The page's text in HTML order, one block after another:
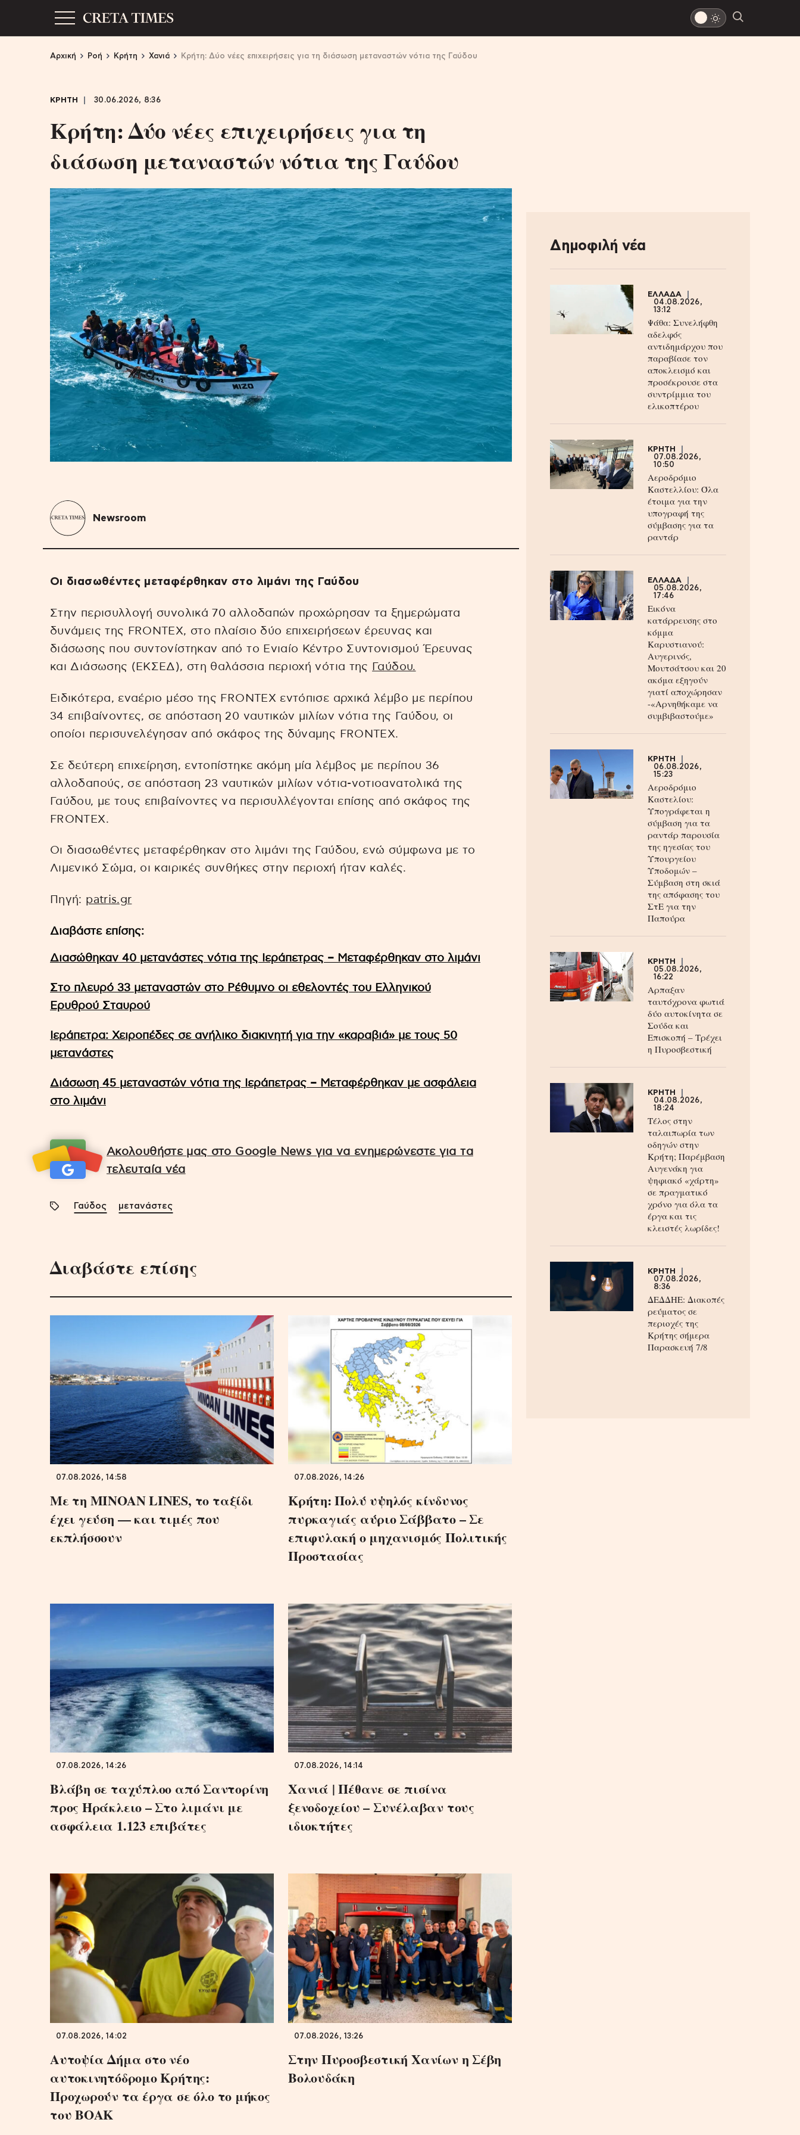
Αρχική Ροή Κρήτη Χανιά Kρήτη: Δύο νέες επιχειρήσεις για τη διάσωση μεταναστών νότια της Γαύδου
ΚΡΗΤΗ 30.06.2026, 8:36
Kρήτη: Δύο νέες επιχειρήσεις για τη
διάσωση μεταναστών νότια της Γαύδου
Newsroom
Οι διασωθέντες μεταφέρθηκαν στο λιμάνι της Γαύδου
Στην περισυλλογή συνολικά 70 αλλοδαπών προχώρησαν τα ξημερώματα
δυνάμεις της FRONTEX, στο πλαίσιο δύο επιχειρήσεων έρευνας και
διάσωσης που συντονίστηκαν από το Ενιαίο Κέντρο Συντονισμού Έρευνας
και Διάσωσης (ΕΚΣΕΔ), στη θαλάσσια περιοχή νότια της Γαύδου.
Ειδικότερα, εναέριο μέσο της FRONTEX εντόπισε αρχικά λέμβο με περίπου
34 επιβαίνοντες, σε απόσταση 20 ναυτικών μιλίων νότια της Γαύδου, οι
οποίοι περισυνελέγησαν από σκάφος της δύναμης FRONTEX.
Σε δεύτερη επιχείρηση, εντοπίστηκε ακόμη μία λέμβος με περίπου 36
αλλοδαπούς, σε απόσταση 23 ναυτικών μιλίων νότια-νοτιοανατολικά της
Γαύδου, με τους επιβαίνοντες να περισυλλέγονται επίσης από σκάφος της
FRONTEX.
Οι διασωθέντες μεταφέρθηκαν στο λιμάνι της Γαύδου, ενώ σύμφωνα με το
Λιμενικό Σώμα, οι καιρικές συνθήκες στην περιοχή ήταν καλές.
Πηγή: patris.gr
Διαβάστε επίσης:
Διασώθηκαν 40 μετανάστες νότια της Ιεράπετρας – Μεταφέρθηκαν στο λιμάνι
Στο πλευρό 33 μεταναστών στο Ρέθυμνο οι εθελοντές του Ελληνικού
Ερυθρού Σταυρού
Ιεράπετρα: Χειροπέδες σε ανήλικο διακινητή για την «καραβιά» με τους 50
μετανάστες
Διάσωση 45 μεταναστών νότια της Ιεράπετρας – Μεταφέρθηκαν με ασφάλεια
στο λιμάνι
Ακολουθήστε μας στο Google News για να ενημερώνεστε για τα
τελευταία νέα
Γαύδος μετανάστες
Διαβάστε επίσης
07.08.2026, 14:58
Με τη MINOAN LINES, το ταξίδι
έχει γεύση — και τιμές που
εκπλήσσουν
07.08.2026, 14:26
Κρήτη: Πολύ υψηλός κίνδυνος
πυρκαγιάς αύριο Σάββατο – Σε
επιφυλακή ο μηχανισμός Πολιτικής
Προστασίας
07.08.2026, 14:26
Βλάβη σε ταχύπλοο από Σαντορίνη
προς Ηράκλειο – Στο λιμάνι με
ασφάλεια 1.123 επιβάτες
07.08.2026, 14:14
Χανιά | Πέθανε σε πισίνα
ξενοδοχείου – Συνέλαβαν τους
ιδιοκτήτες
07.08.2026, 14:02
Αυτοψία Δήμα στο νέο
αυτοκινητόδρομο Κρήτης:
Προχωρούν τα έργα σε όλο το μήκος
του ΒΟΑΚ
07.08.2026, 13:26
Στην Πυροσβεστική Χανίων η Σέβη
Βολουδάκη
Δημοφιλή νέα
ΕΛΛΑΔΑ
04.08.2026,
13:12
Ψάθα: Συνελήφθη
αδελφός
αντιδημάρχου που
παραβίασε τον
αποκλεισμό και
προσέκρουσε στα
συντρίμμια του
ελικοπτέρου
ΚΡΗΤΗ
07.08.2026,
10:50
Αεροδρόμιο
Καστελλίου: Όλα
έτοιμα για την
υπογραφή της
σύμβασης για τα
ραντάρ
ΕΛΛΑΔΑ
05.08.2026,
17:46
Εικόνα
κατάρρευσης στο
κόμμα
Καρυστιανού:
Αυγερινός,
Μουτσάτσου και 20
ακόμα εξηγούν
γιατί αποχώρησαν
-«Αρνηθήκαμε να
συμβιβαστούμε»
ΚΡΗΤΗ
06.08.2026,
15:23
Αεροδρόμιο
Καστελίου:
Υπογράφεται η
σύμβαση για τα
ραντάρ παρουσία
της ηγεσίας του
Υπουργείου
Υποδομών –
Σύμβαση στη σκιά
της απόφασης του
ΣτΕ για την
Παπούρα
ΚΡΗΤΗ
05.08.2026,
16:22
Αρπαξαν
ταυτόχρονα φωτιά
δύο αυτοκίνητα σε
Σούδα και
Επισκοπή – Τρέχει
η Πυροσβεστική
ΚΡΗΤΗ
04.08.2026,
18:24
Τέλος στην
ταλαιπωρία των
οδηγών στην
Κρήτη; Παρέμβαση
Αυγενάκη για
ψηφιακό «χάρτη»
σε πραγματικό
χρόνο για όλα τα
έργα και τις
κλειστές λωρίδες!
ΚΡΗΤΗ
07.08.2026,
8:36
ΔΕΔΔΗΕ: Διακοπές
ρεύματος σε
περιοχές της
Κρήτης σήμερα
Παρασκευή 7/8